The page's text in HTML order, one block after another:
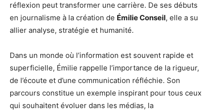
réflexion peut transformer une carrière. De ses débuts
en journalisme à la création de Émilie Conseil, elle a su
allier analyse, stratégie et humanité.
Dans un monde où l’information est souvent rapide et
superficielle, Émilie rappelle l’importance de la rigueur,
de l’écoute et d’une communication réfléchie. Son
parcours constitue un exemple inspirant pour tous ceux
qui souhaitent évoluer dans les médias, la